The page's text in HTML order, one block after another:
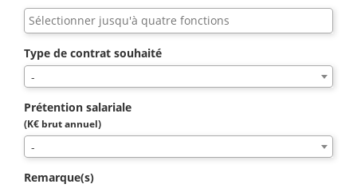
Type de contrat souhaité
-
Prétention salariale
(K€ brut annuel)
-
Remarque(s)